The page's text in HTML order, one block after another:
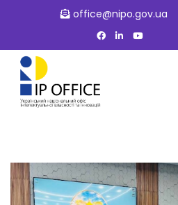
office@nipo.gov.ua